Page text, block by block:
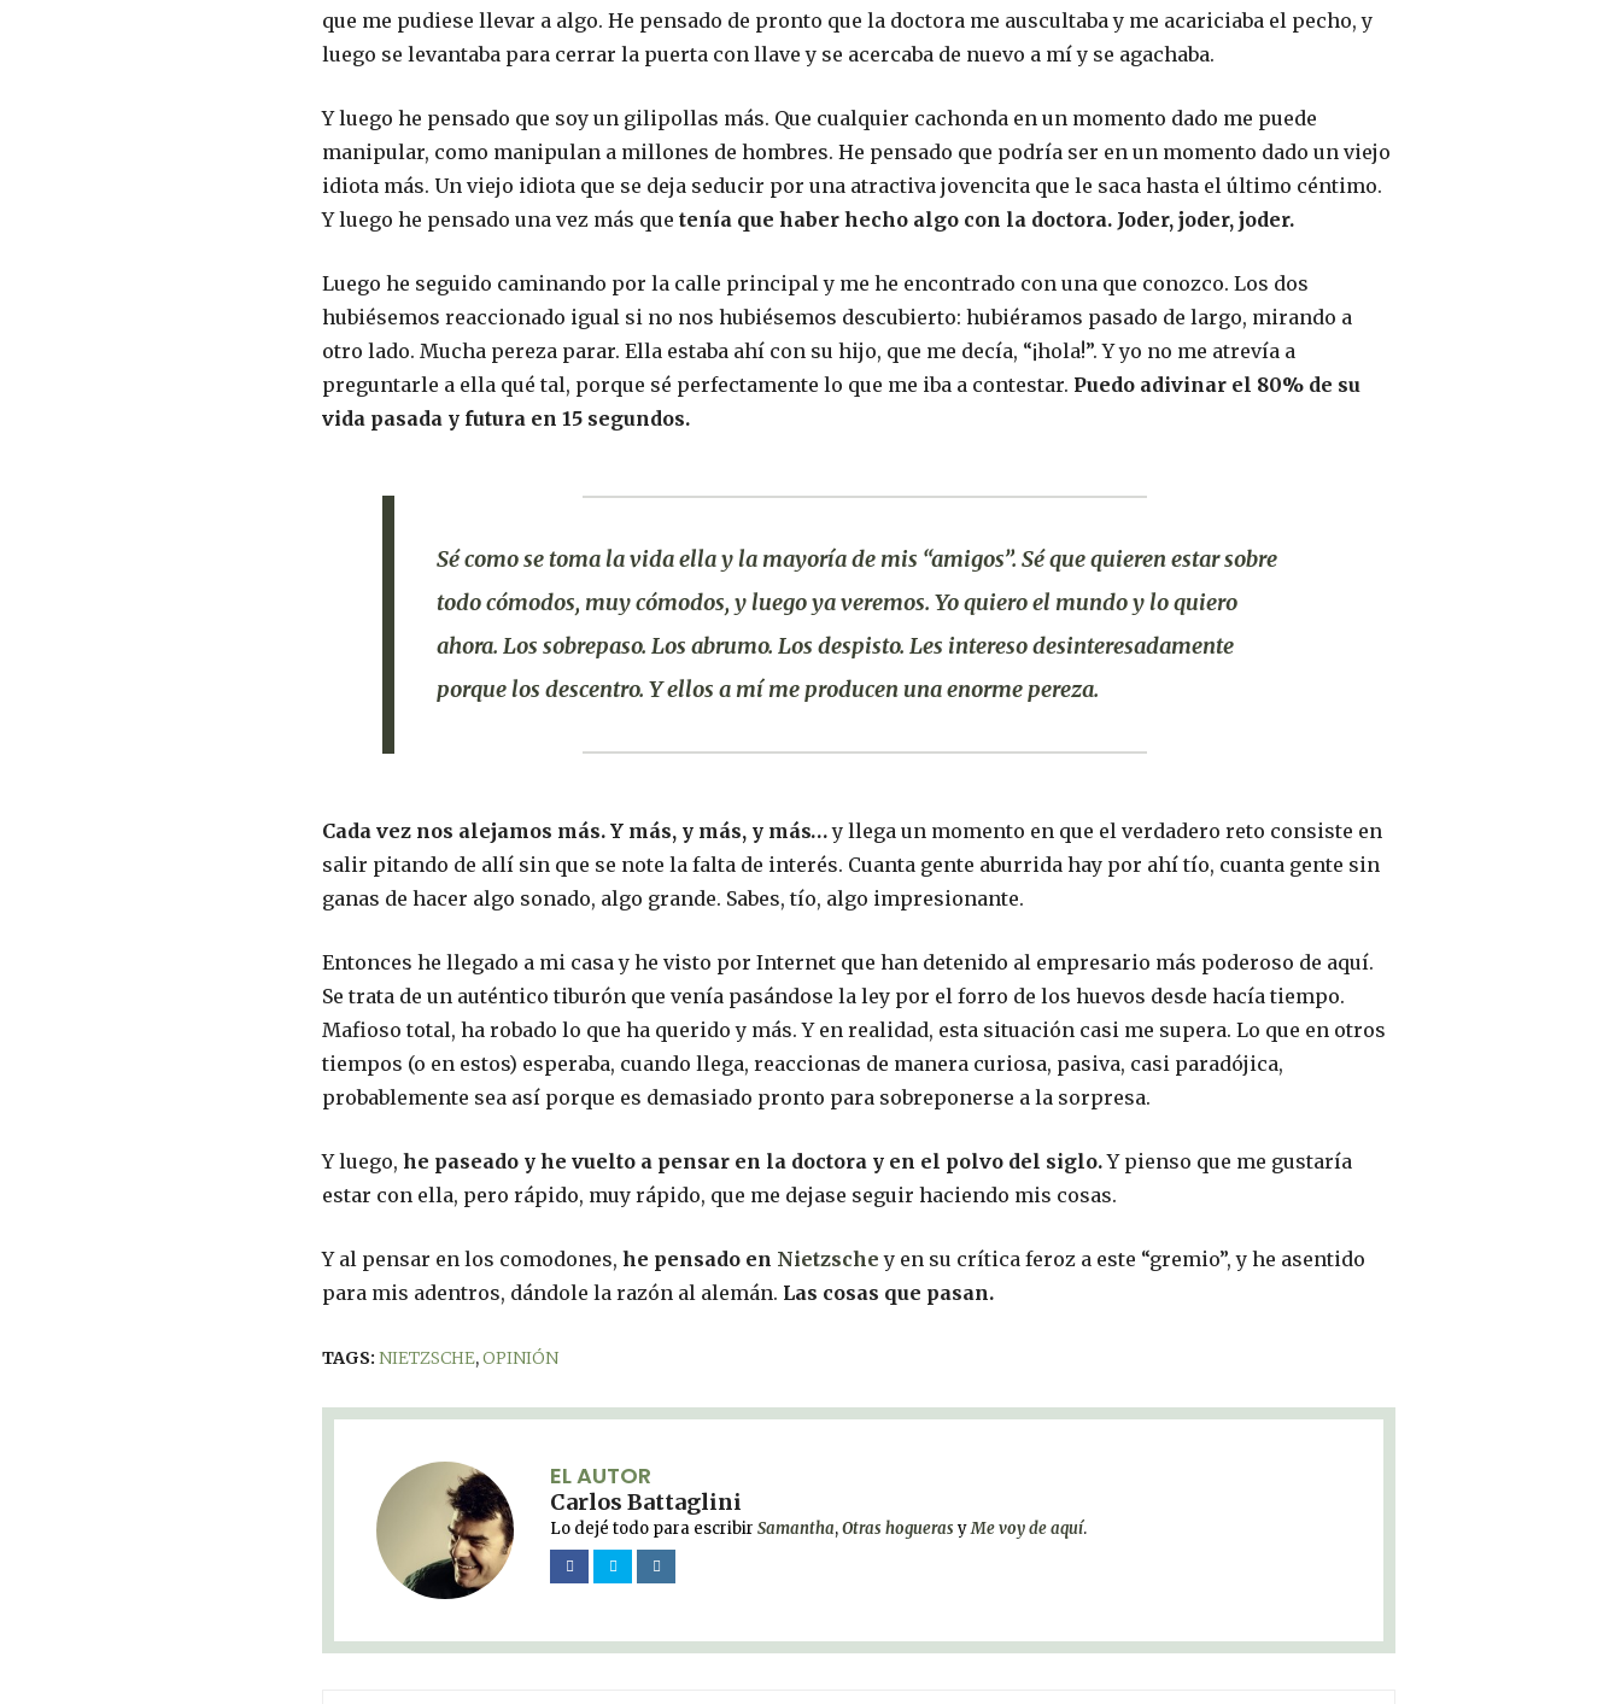
que me pudiese llevar a algo. He pensado de pronto que la doctora me auscultaba y me acariciaba el pecho, y
luego se levantaba para cerrar la puerta con llave y se acercaba de nuevo a mí y se agachaba.
Y luego he pensado que soy un gilipollas más. Que cualquier cachonda en un momento dado me puede
manipular, como manipulan a millones de hombres. He pensado que podría ser en un momento dado un viejo
idiota más. Un viejo idiota que se deja seducir por una atractiva jovencita que le saca hasta el último céntimo.
Y luego he pensado una vez más que tenía que haber hecho algo con la doctora. Joder, joder, joder.
Luego he seguido caminando por la calle principal y me he encontrado con una que conozco. Los dos
hubiésemos reaccionado igual si no nos hubiésemos descubierto: hubiéramos pasado de largo, mirando a
otro lado. Mucha pereza parar. Ella estaba ahí con su hijo, que me decía, “¡hola!”. Y yo no me atrevía a
preguntarle a ella qué tal, porque sé perfectamente lo que me iba a contestar. Puedo adivinar el 80% de su
vida pasada y futura en 15 segundos.
Sé como se toma la vida ella y la mayoría de mis “amigos”. Sé que quieren estar sobre
todo cómodos, muy cómodos, y luego ya veremos. Yo quiero el mundo y lo quiero
ahora. Los sobrepaso. Los abrumo. Los despisto. Les intereso desinteresadamente
porque los descentro. Y ellos a mí me producen una enorme pereza.
Cada vez nos alejamos más. Y más, y más, y más…y llega un momento en que el verdadero reto consiste en
salir pitando de allí sin que se note la falta de interés. Cuanta gente aburrida hay por ahí tío, cuanta gente sin
ganas de hacer algo sonado, algo grande. Sabes, tío, algo impresionante.
Entonces he llegado a mi casa y he visto por Internet que han detenido al empresario más poderoso de aquí.
Se trata de un auténtico tiburón que venía pasándose la ley por el forro de los huevos desde hacía tiempo.
Mafioso total, ha robado lo que ha querido y más. Y en realidad, esta situación casi me supera. Lo que en otros
tiempos (o en estos) esperaba, cuando llega, reaccionas de manera curiosa, pasiva, casi paradójica,
probablemente sea así porque es demasiado pronto para sobreponerse a la sorpresa.
Y luego, he paseado y he vuelto a pensar en la doctora y en el polvo del siglo.Y pienso que me gustaría
estar con ella, pero rápido, muy rápido, que me dejase seguir haciendo mis cosas.
Y al pensar en los comodones, he pensado en Nietzschey en su crítica feroz a este “gremio”, y he asentido
para mis adentros, dándole la razón al alemán. Las cosas que pasan.
TAGS: NIETZSCHE,OPINIÓN
EL AUTOR
Carlos Battaglini
Lo dejé todo para escribir Samantha,Otras hogueras yMe voy de aquí.